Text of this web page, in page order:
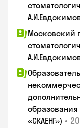
Московский
образования
«СКАЕНГ») •